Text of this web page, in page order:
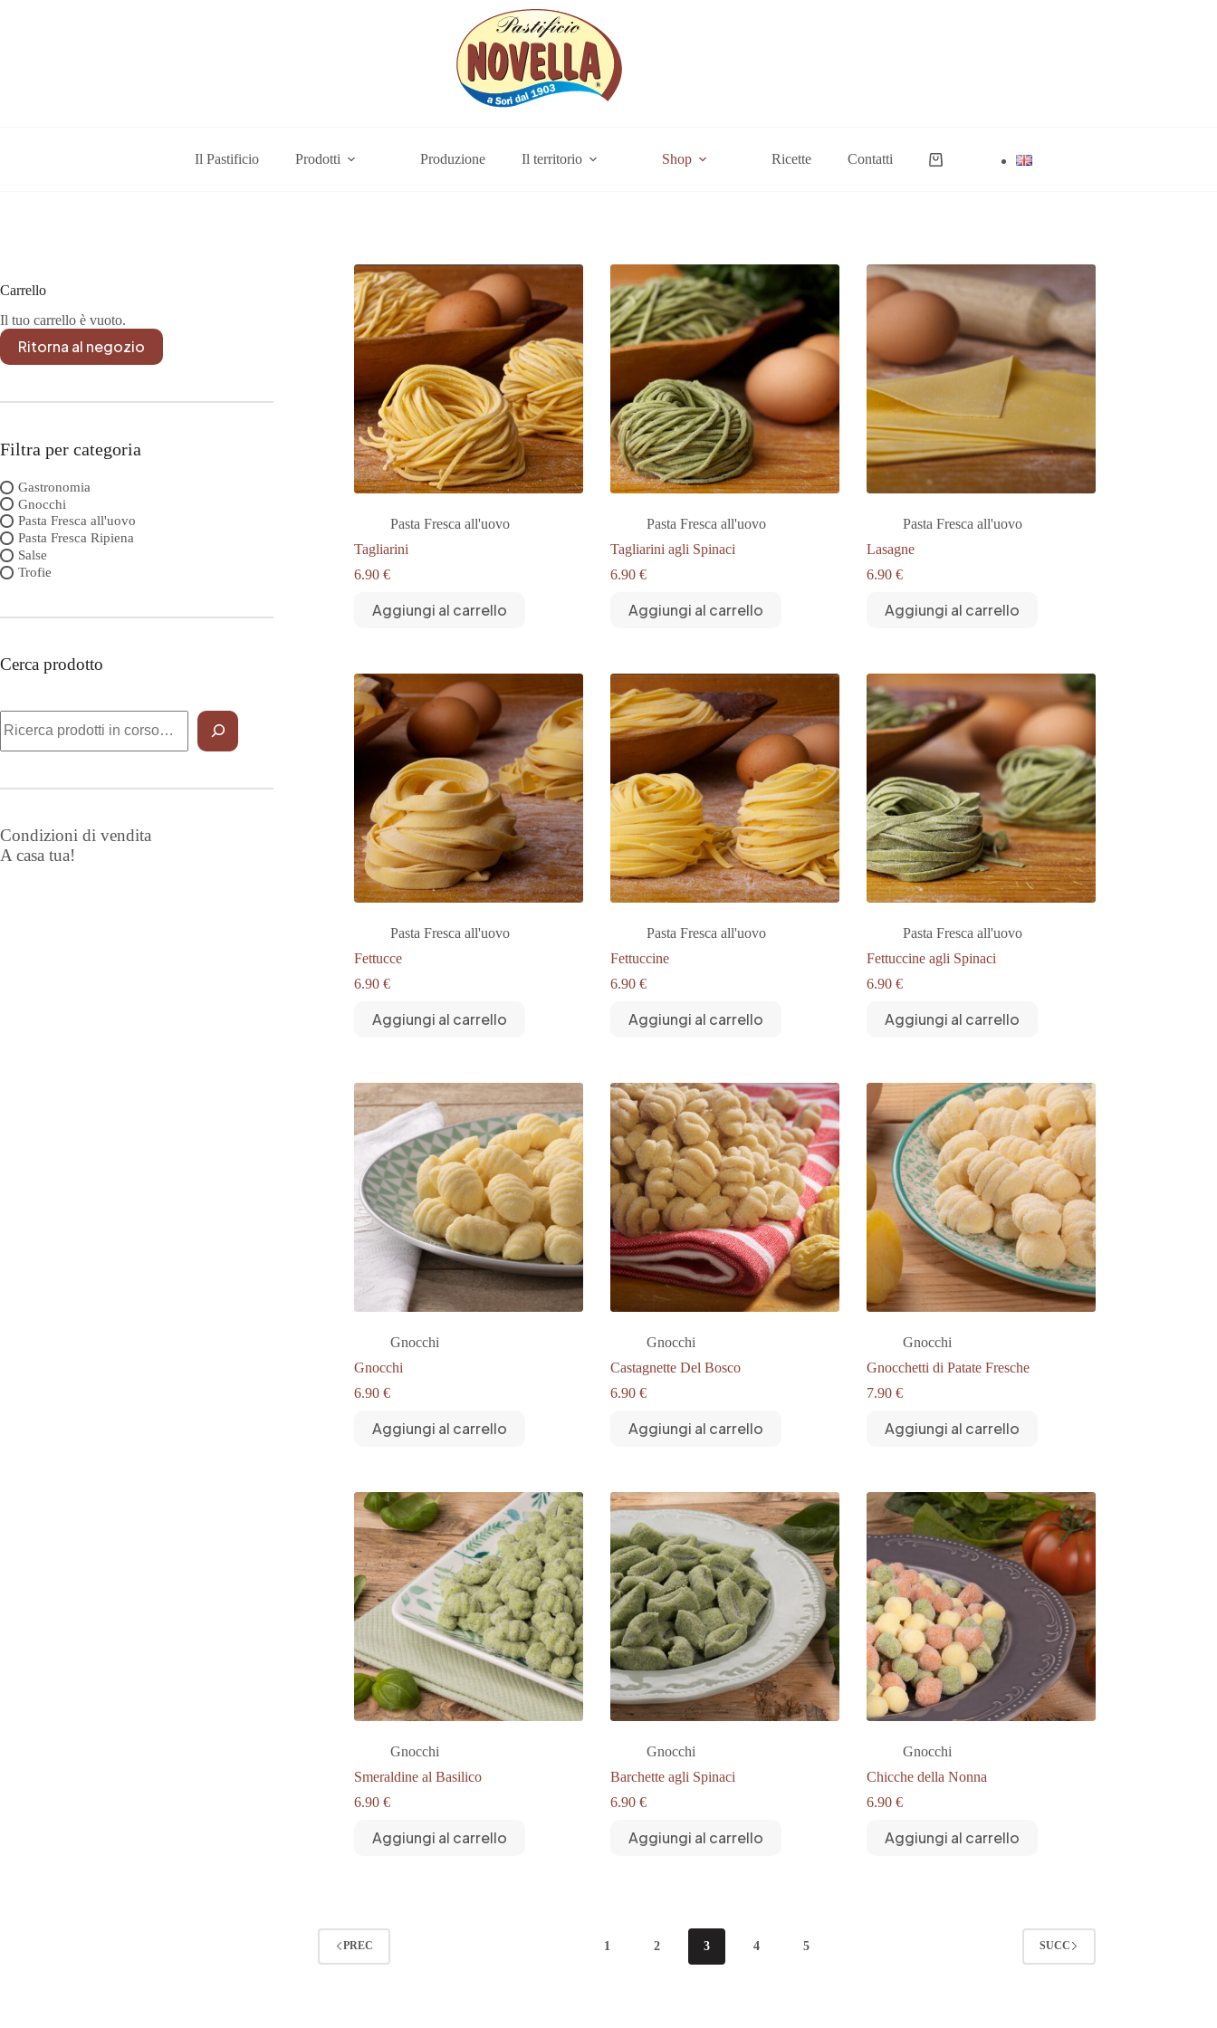
Il Pastificio Prodotti Produzione Il territorio Shop Ricette Contatti Carrello
Pasta Fresca all'uovo
Tagliarini
6.90 €
Aggiungi al carrello
Pasta Fresca all'uovo
Tagliarini agli Spinaci
6.90 €
Aggiungi al carrello
Pasta Fresca all'uovo
Lasagne
6.90 €
Aggiungi al carrello
Pasta Fresca all'uovo
Fettucce
6.90 €
Aggiungi al carrello
Pasta Fresca all'uovo
Fettuccine
6.90 €
Aggiungi al carrello
Pasta Fresca all'uovo
Fettuccine agli Spinaci
6.90 €
Aggiungi al carrello
Gnocchi
Gnocchi
6.90 €
Aggiungi al carrello
Gnocchi
Castagnette Del Bosco
6.90 €
Aggiungi al carrello
Gnocchi
Gnocchetti di Patate Fresche
7.90 €
Aggiungi al carrello
Gnocchi
Smeraldine al Basilico
6.90 €
Aggiungi al carrello
Gnocchi
Barchette agli Spinaci
6.90 €
Aggiungi al carrello
Gnocchi
Chicche della Nonna
6.90 €
Aggiungi al carrello
PREC 1 2 3 4 5 SUCC
Carrello
Il tuo carrello è vuoto.
Ritorna al negozio
Filtra per categoria
Gastronomia
Gnocchi
Pasta Fresca all'uovo
Pasta Fresca Ripiena
Salse
Trofie
Cerca prodotto
Condizioni di vendita
A casa tua!